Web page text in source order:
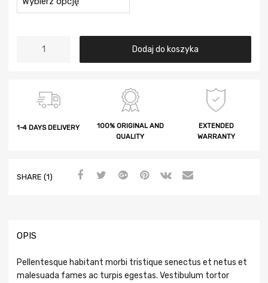
Dodaj do koszyka
1-4 DAYS DELIVERY
100% ORIGINAL AND
QUALITY
EXTENDED
WARRANTY
SHARE (1)
OPIS
Pellentesque habitant morbi tristique senectus et netus et
malesuada fames ac turpis egestas. Vestibulum tortor